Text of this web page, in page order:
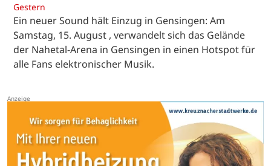
Gestern
Ein neuer Sound hält Einzug in Gensingen: Am
Samstag, 15. August , verwandelt sich das Gelände
der Nahetal-Arena in Gensingen in einen Hotspot für
alle Fans elektronischer Musik.